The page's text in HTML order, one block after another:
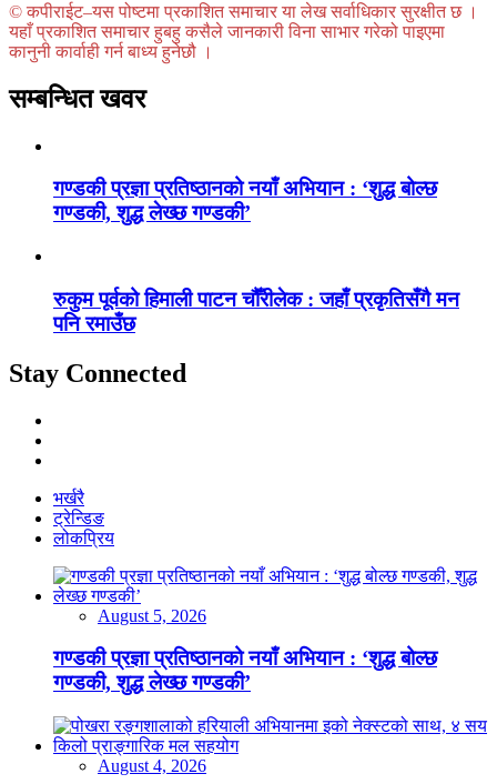
© कपीराईट–यस पोष्टमा प्रकाशित समाचार या लेख सर्वाधिकार सुरक्षीत छ ।
यहाँ प्रकाशित समाचार हुबहु कसैले जानकारी विना साभार गरेको पाइएमा
कानुनी कार्वाही गर्न बाध्य हुनेछौ ।
सम्बन्धित खवर
गण्डकी प्रज्ञा प्रतिष्ठानको नयाँ अभियान : ‘शुद्ध बोल्छ
गण्डकी, शुद्ध लेख्छ गण्डकी’
रुकुम पूर्वको हिमाली पाटन चौँरीलेक : जहाँ प्रकृतिसँगै मन
पनि रमाउँछ
Stay Connected
भर्खरै
ट्रेन्डिङ
लोकप्रिय
August 5, 2026
गण्डकी प्रज्ञा प्रतिष्ठानको नयाँ अभियान : ‘शुद्ध बोल्छ
गण्डकी, शुद्ध लेख्छ गण्डकी’
August 4, 2026